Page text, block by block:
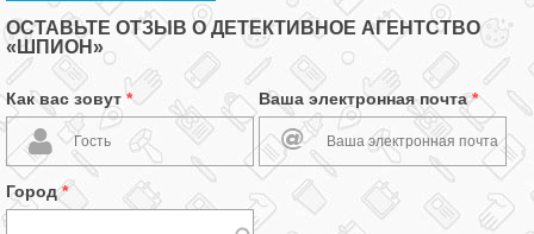
ОСТАВЬТЕ ОТЗЫВ О ДЕТЕКТИВНОЕ АГЕНТСТВО
«ШПИОН»
Как вас зовут* Ваша электронная почта*
Город*